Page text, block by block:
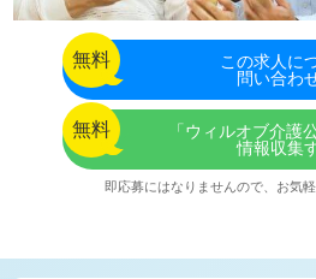
無料 この求人に
問い合わ
無料
「ウィルオブ介護
情報収集
即応募にはなりませんので、お気